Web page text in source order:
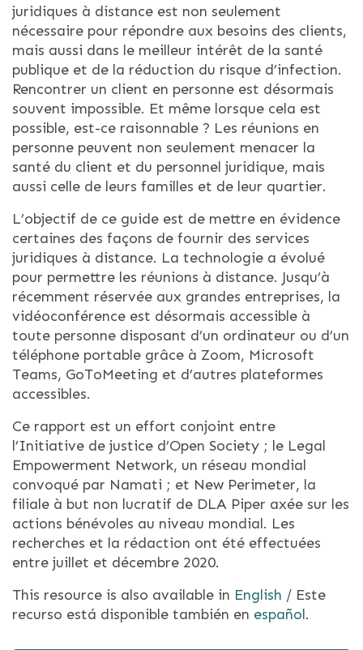
juridiques à distance est non seulement
nécessaire pour répondre aux besoins des clients,
mais aussi dans le meilleur intérêt de la santé
publique et de la réduction du risque d’infection.
Rencontrer un client en personne est désormais
souvent impossible. Et même lorsque cela est
possible, est-ce raisonnable ? Les réunions en
personne peuvent non seulement menacer la
santé du client et du personnel juridique, mais
aussi celle de leurs familles et de leur quartier.
L’objectif de ce guide est de mettre en évidence
certaines des façons de fournir des services
juridiques à distance. La technologie a évolué
pour permettre les réunions à distance. Jusqu’à
récemment réservée aux grandes entreprises, la
vidéoconférence est désormais accessible à
toute personne disposant d’un ordinateur ou d’un
téléphone portable grâce à Zoom, Microsoft
Teams, GoToMeeting et d’autres plateformes
accessibles.
Ce rapport est un effort conjoint entre
l’Initiative de justice d’Open Society ; le Legal
Empowerment Network, un réseau mondial
convoqué par Namati ; et New Perimeter, la
filiale à but non lucratif de DLA Piper axée sur les
actions bénévoles au niveau mondial. Les
recherches et la rédaction ont été effectuées
entre juillet et décembre 2020.
This resource is also available in English / Este
recurso está disponible también en español.